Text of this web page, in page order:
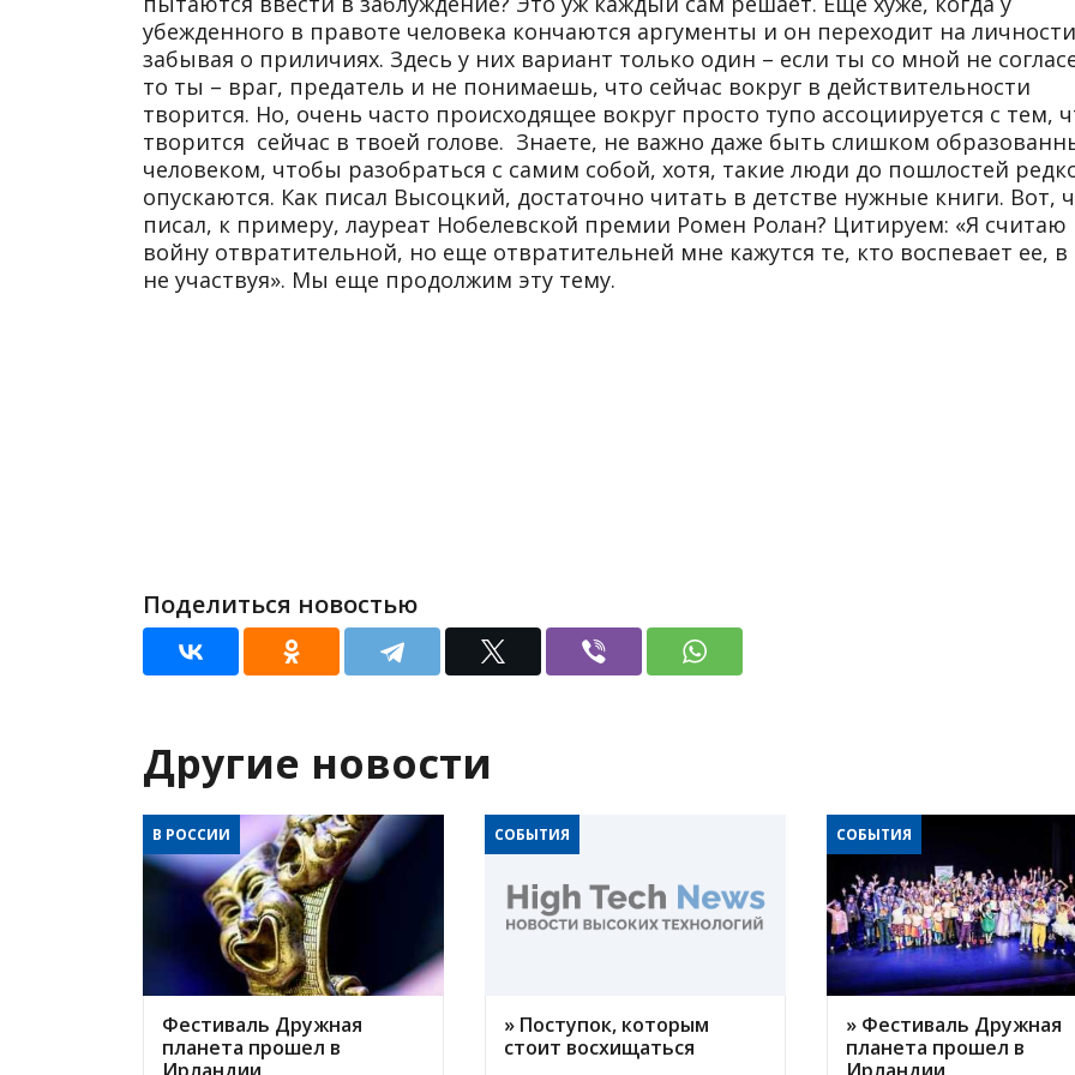
убежденного в правоте человека кончаются аргументы и он переходит на
забывая о приличиях. Здесь у них вариант только один – если ты со мной не
то ты – враг, предатель и не понимаешь, что сейчас вокруг в действительности
творится. Но, очень часто происходящее вокруг просто тупо ассоциируется с тем,
творится сейчас в твоей голове. Знаете, не важно даже быть слишком
человеком, чтобы разобраться с самим собой, хотя, такие люди до пошлостей
опускаются. Как писал Высоцкий, достаточно читать в детстве нужные книги. Вот,
писал, к примеру, лауреат Нобелевской премии Ромен Ролан? Цитируем: «Я считаю
войну отвратительной, но еще отвратительней мне кажутся те, кто воспевает ее, в
не участвуя». Мы еще продолжим эту тему.
Поделиться новостью
Другие новости
В РОССИИ
Фестиваль Дружная
планета прошел в
СОБЫТИЯ
» Поступок, которым
стоит восхищаться
СОБЫТИЯ
» Фестиваль Дружная
планета прошел в